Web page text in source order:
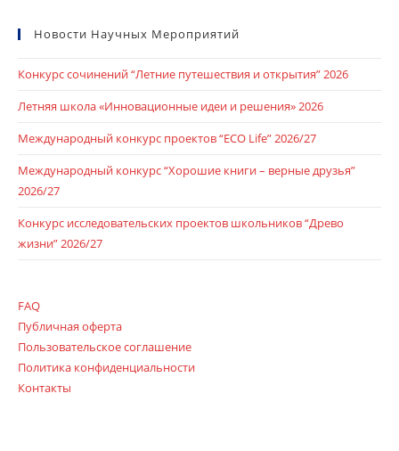
Новости Научных Мероприятий
Конкурс сочинений “Летние путешествия и открытия” 2026
Летняя школа «Инновационные идеи и решения» 2026
Международный конкурс проектов “ECO Life” 2026/27
Международный конкурс “Хорошие книги – верные друзья”
2026/27
Конкурс исследовательских проектов школьников “Древо
жизни” 2026/27
FAQ
Публичная оферта
Пользовательское соглашение
Политика конфиденциальности
Контакты